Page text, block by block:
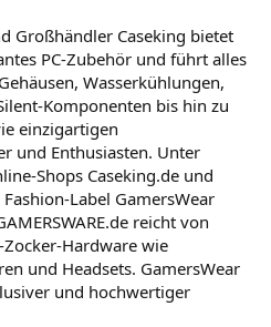
Großhändler Caseking bietet
PC-Zubehör und führt alles
Wasserkühlungen,
Komponenten bis hin zu
einzigartigen
und Enthusiasten. Unter
Shops Caseking.de und
Fashion-Label GamersWear
reicht von
Hardware wie
und Headsets. GamersWear
und hochwertiger